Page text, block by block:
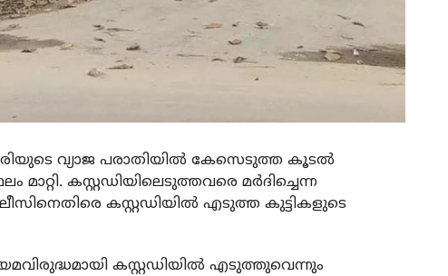
വ്യാജ പരാതിയില്‍ കേസെടുത്ത കൂടല്‍
കസ്റ്റഡിയിലെടുത്തവരെ മര്‍ദിച്ചെന്ന
കസ്റ്റഡിയില്‍ എടുത്ത കുട്ടികളുടെ
കസ്റ്റഡിയില്‍ എടുത്തുവെന്നും